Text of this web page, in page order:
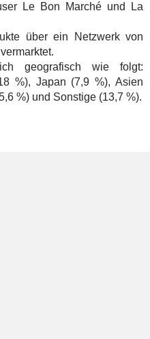
Le Bon Marché und La
über ein Netzwerk von
geografisch wie folgt:
%), Japan (7,9 %), Asien
%) und Sonstige (13,7 %).